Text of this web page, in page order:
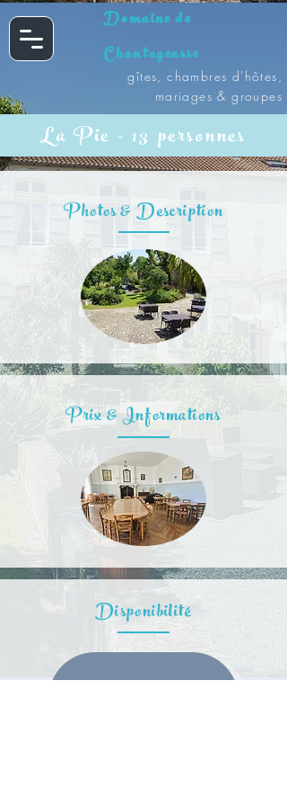
gîtes, chambres d'hôtes,
mariages & groupes
Domaine de
Chantageasse
La Pie - 13 personnes
Photos & Description
Prix & Informations
Disponibilité